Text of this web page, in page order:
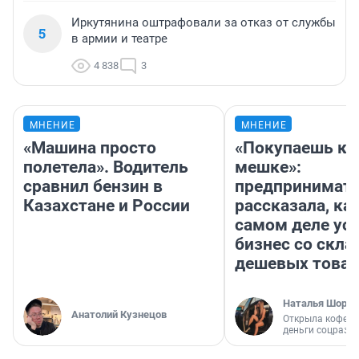
5
Иркутянина оштрафовали за отказ от службы
в армии и театре
4 838 3
МНЕНИЕ
«Машина просто
полетела». Водитель
сравнил бензин в
Казахстане и России
Анатолий Кузнецов
МНЕНИЕ
«Покупаешь
мешке»:
рассказала,
самом деле
бизнес со
дешевых
Наталья
Открыла
деньги